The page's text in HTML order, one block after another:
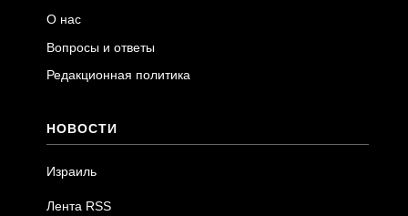
О нас
Вопросы и ответы
Редакционная политика
НОВОСТИ
Израиль
Лента RSS